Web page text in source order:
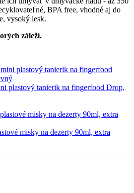
BPA free, vhodné aj do
vysoký lesk.
záleží.
plastový tanierik na fingerfood Drop,
misky na dezerty 90ml, extra